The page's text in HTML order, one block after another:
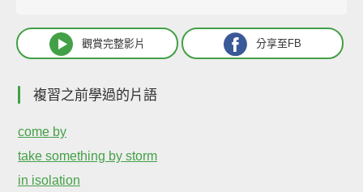
觀賞完整影片 分享至FB
複習之前學過的片語
come by
take something by storm
in isolation